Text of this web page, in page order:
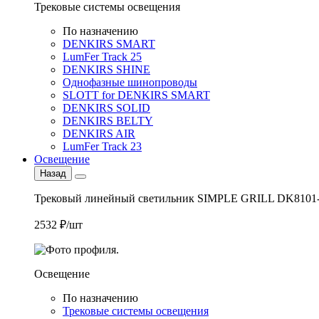
Трековые системы освещения
По назначению
DENKIRS SMART
LumFer Track 25
DENKIRS SHINE
Однофазные шинопроводы
SLOTT for DENKIRS SMART
DENKIRS SOLID
DENKIRS BELTY
DENKIRS AIR
LumFer Track 23
Освещение
Назад
Трековый линейный светильник SIMPLE GRILL
2532 ₽/шт
Освещение
По назначению
Трековые системы освещения